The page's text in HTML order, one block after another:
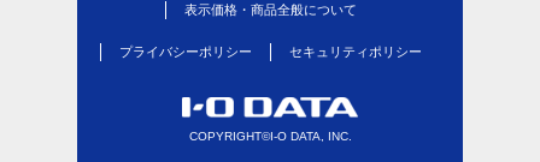
表示価格・商品全般について
プライバシーポリシー セキュリティポリシー
COPYRIGHT©I-O DATA, INC.